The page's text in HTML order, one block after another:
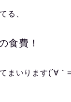
る、
食費！
まいります(´∀｀